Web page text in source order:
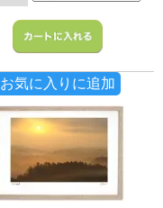
お気に入りに追加